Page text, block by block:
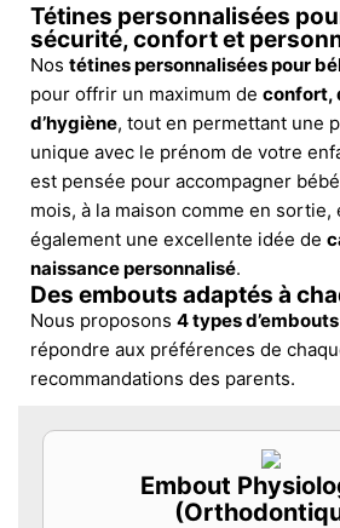
Tétines personnalisées
sécurité, confort et
Nos tétines personnalisées pour
pour offrir un maximum de confort,
d’hygiène, tout en permettant une
unique avec le prénom de votre
est pensée pour accompagner
mois, à la maison comme en sortie,
également une excellente idée de
naissance personnalisé.
Des embouts adaptés à
Nous proposons 4 types
répondre aux préférences de
recommandations des parents.
Embout